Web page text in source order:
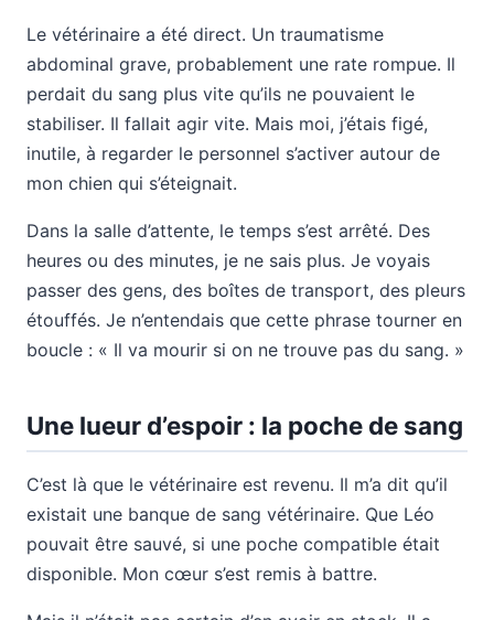
Le vétérinaire a été direct. Un traumatisme
abdominal grave, probablement une rate rompue. Il
perdait du sang plus vite qu’ils ne pouvaient le
stabiliser. Il fallait agir vite. Mais moi, j’étais figé,
inutile, à regarder le personnel s’activer autour de
mon chien qui s’éteignait.
Dans la salle d’attente, le temps s’est arrêté. Des
heures ou des minutes, je ne sais plus. Je voyais
passer des gens, des boîtes de transport, des pleurs
étouffés. Je n’entendais que cette phrase tourner en
boucle : « Il va mourir si on ne trouve pas du sang. »
Une lueur d’espoir : la poche de sang
C’est là que le vétérinaire est revenu. Il m’a dit qu’il
existait une banque de sang vétérinaire. Que Léo
pouvait être sauvé, si une poche compatible était
disponible. Mon cœur s’est remis à battre.